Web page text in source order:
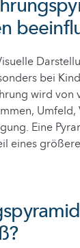
bei
wird von
Eine
eines